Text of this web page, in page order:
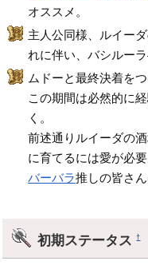
オススメ。
主人公同様、ルイー
れに伴い、バシルー
ムドーと最終決着を
この期間は必然的に
く。
前述通りルイーダの
に育てるには愛が必要
バーバラ推しの皆さ
初期ステータス†